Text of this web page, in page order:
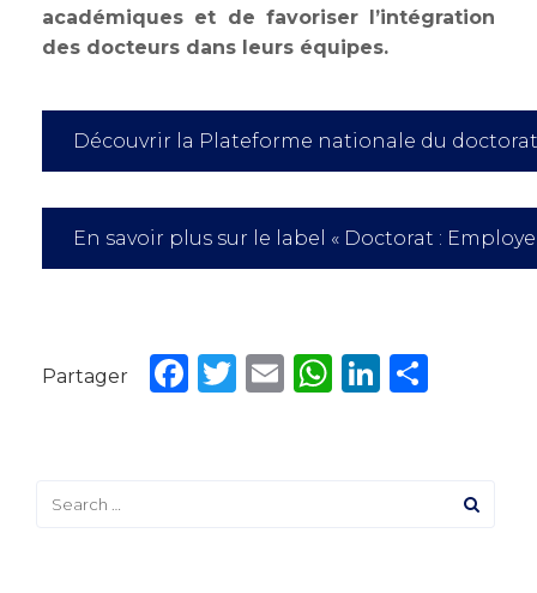
académiques et de favoriser l’intégration
des docteurs dans leurs équipes.
Découvrir la Plateforme nationale du doctorat
En savoir plus sur le label « Doctorat :
FacebookTwitterEmail WhatsAppLinkedIn